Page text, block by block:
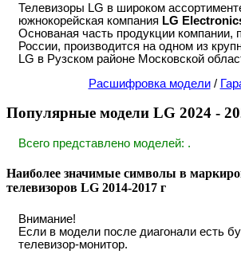
Телевизоры LG в широком
южнокорейская компания LG
Основаная часть продукции компании,
России, производится на одном из
LG в Рузском районе Московской
Расшифровка модели/
Популярные модели LG 2024 -
Всего представлено моделей: .
Наиболее значимые символы в
телевизоров LG 2014-2017 г
Внимание!
Если в модели после диагонали есть
телевизор-монитор.